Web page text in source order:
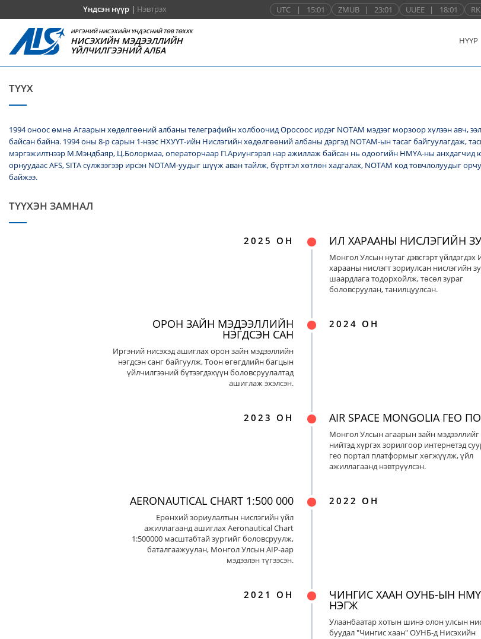
Үндсэн нүүр| Нэвтрэх UTC | 15:01 ZMUB | 23:01 UUEE | 18:01
ИРГЭНИЙ НИСЭХИЙН ҮНДЭСНИЙ ТӨВ ТӨХХК
НИСЭХИЙН МЭДЭЭЛЛИЙН
ҮЙЛЧИЛГЭЭНИЙ АЛБА
НҮҮР
ТҮҮХ
1994 оноос өмнө Агаарын хөдөлгөөний албаны телеграфийн холбоочид Оросоос ирдэг NОТАМ мэдээг морзоор хүлээн авч,
байсан байна. 1994 оны 8-р сарын 1-нээс НХУҮТ-ийн Нислэгийн хөдөлгөөний албаны дэргэд NОТАМ-ын тасаг байгуулагдаж,
мэргэжилтнээр М.Мэндбаяр, Ц.Болормаа, операторчаар П.Ариунгэрэл нар ажиллаж байсан нь одоогийн НМҮА-ны анхдагчид
орнуудаас AFS, SITA сүлжээгээр ирсэн NОТАМ-уудыг шүүж аван тайлж, бүртгэл хөтлөн хадгалах, NОТАМ код товчлолуудыг
байжээ.
ТҮҮХЭН ЗАМНАЛ
2025 ОН ИЛ ХАРААНЫ НИСЛЭГИЙН
Монгол Улсын нутаг дэвсгэрт үйлдэгдэх
харааны нислэгт зориулсан нислэгийн
шаардлага тодорхойлж, төсөл зураг
боловсруулан, танилцуулсан.
2024 ОН
ОРОН ЗАЙН МЭДЭЭЛЛИЙН
НЭГДСЭН САН
Иргэний нисэхэд ашиглах орон зайн мэдээллийн
нэгдсэн санг байгуулж, Тоон өгөгдлийн багцын
үйлчилгээний бүтээгдэхүүн боловсруулалтад
ашиглаж эхэлсэн.
2023 ОН AIR SPACE MONGOLIA ГЕО
Монгол Улсын агаарын зайн
нийтэд хүргэх зорилгоор интернетэд
гео портал платформыг хөгжүүлж, үйл
ажиллагаанд нэвтрүүлсэн.
2022 ОН
AERONAUTICAL CHART 1:500 000
Ерөнхий зориулалтын нислэгийн үйл
ажиллагаанд ашиглах Aeronautical Chart
1:500000 масштабтай зургийг боловсруулж,
баталгаажуулан, Монгол Улсын AIP-аар
мэдээлэн түгээсэн.
2021 ОН ЧИНГИС ХААН ОУНБ-ЫН
НЭГЖ
Улаанбаатар хотын шинэ олон улсын
буудал "Чингис хаан" ОУНБ-д Нисэхийн